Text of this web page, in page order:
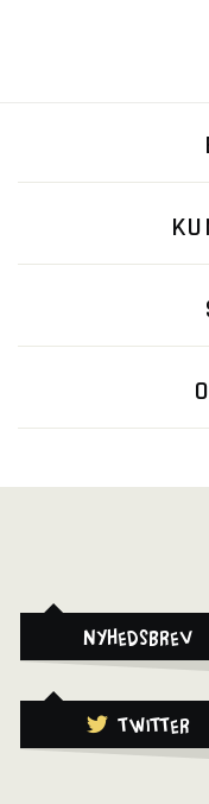
Nyhedsbrev
Twitter